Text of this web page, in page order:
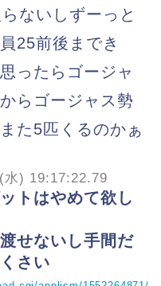
ないしずーっと
25前後までき
ったらゴージャ
らゴージャス勢
た5匹くるのかぁ
水) 19:17:22.79
トはやめて欲し
せないし手間だ
さい